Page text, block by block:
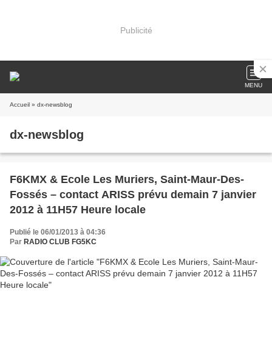
Publicité
MENU
Accueil » dx-newsblog
dx-newsblog
F6KMX & Ecole Les Muriers, Saint-Maur-Des-
Fossés – contact ARISS prévu demain 7 janvier
2012 à 11H57 Heure locale
Publié le 06/01/2013 à 04:36
Par RADIO CLUB FG5KC